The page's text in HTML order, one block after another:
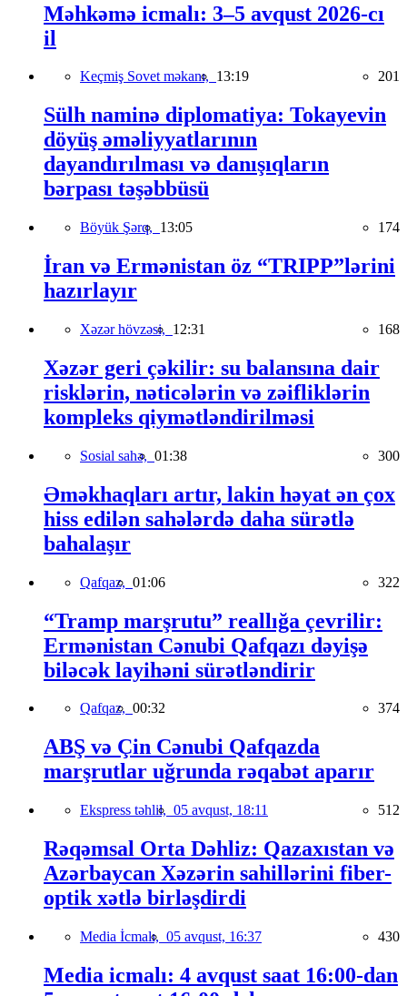
Məhkəmə icmalı: 3–5 avqust 2026-cı
il
Keçmiş Sovet məkanı, 13:19 201
Sülh naminə diplomatiya: Tokayevin
döyüş əməliyyatlarının
dayandırılması və danışıqların
bərpası təşəbbüsü
Böyük Şərq, 13:05 174
İran və Ermənistan öz “TRIPP”lərini
hazırlayır
Xəzər hövzəsi, 12:31 168
Xəzər geri çəkilir: su balansına dair
risklərin, nəticələrin və zəifliklərin
kompleks qiymətləndirilməsi
Sosial sahə, 01:38 300
Əməkhaqları artır, lakin həyat ən çox
hiss edilən sahələrdə daha sürətlə
bahalaşır
Qafqaz, 01:06 322
“Tramp marşrutu” reallığa çevrilir:
Ermənistan Cənubi Qafqazı dəyişə
biləcək layihəni sürətləndirir
Qafqaz, 00:32 374
ABŞ və Çin Cənubi Qafqazda
marşrutlar uğrunda rəqabət aparır
Ekspress təhlil, 05 avqust, 18:11 512
Rəqəmsal Orta Dəhliz: Qazaxıstan və
Azərbaycan Xəzərin sahillərini fiber-
optik xətlə birləşdirdi
Media İcmalı, 05 avqust, 16:37 430
Media icmalı: 4 avqust saat 16:00-dan